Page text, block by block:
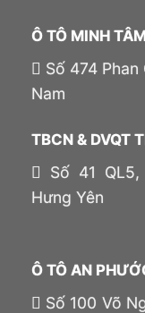
Ô TÔ MINH
Số 474 Phan
Nam
TBCN & DVQT
Số 41
Hưng Yên
Ô TÔ AN
Số 100 Võ